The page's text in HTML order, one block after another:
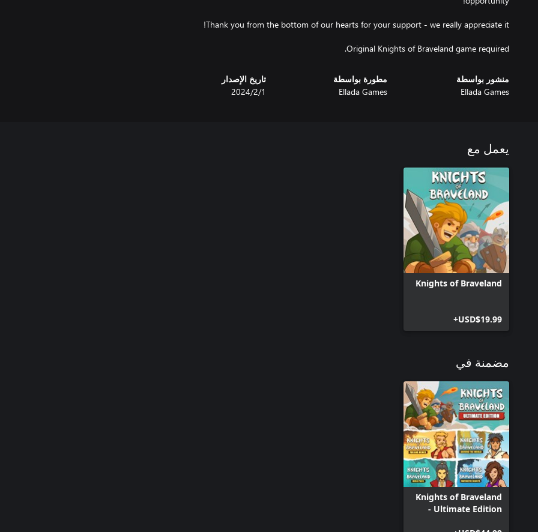
Original Knights of Braveland game required.
منشور بواسطة
Ellada Games
مطورة بواسطة
Ellada Games
تاريخ الإصدار
1‏/2‏/2024
يعمل مع
Knights of Braveland
USD$19.99+
مضمنة في
Knights of Braveland
- Ultimate Edition